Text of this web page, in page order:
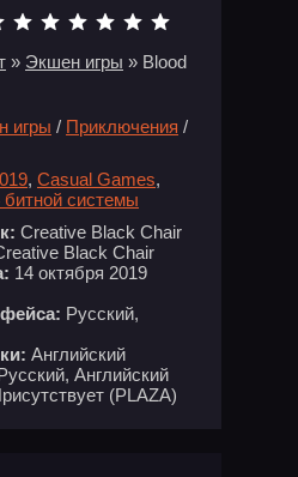
» Экшен игры » Blood
игры / Приключения /
, Casual Games,
системы
Creative Black Chair
Black Chair
14 октября 2019
Русский,
Английский
Английский
(PLAZA)